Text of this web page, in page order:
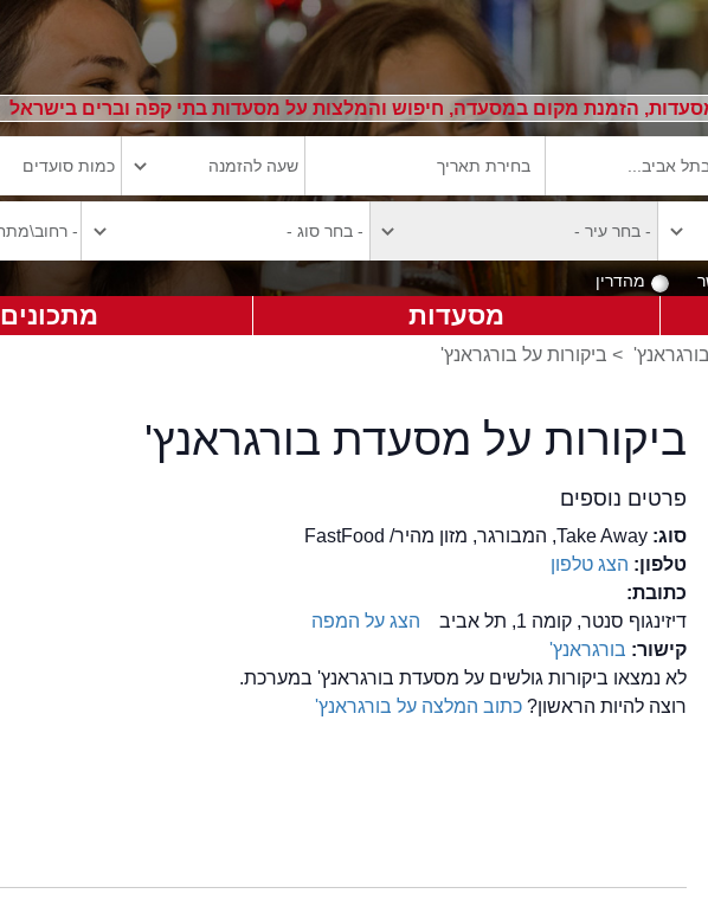
הזמנת מקום במסעדה, חיפוש והמלצות על מסעדות בתי קפה וברים בישראל
מהדרין
מסעדות מתכונים
בורגראנץ' > ביקורות על בורגראנץ'
ביקורות על מסעדת בורגראנץ'
פרטים נוספים
סוג:Take Away, המבורגר, מזון מהיר/ FastFood
טלפון: הצג טלפון
כתובת:
דיזינגוף סנטר, קומה 1, תל אביב
הצג על המפה
קישור: בורגראנץ'
לא נמצאו ביקורות גולשים על מסעדת בורגראנץ' במערכת.
רוצה להיות הראשון?כתוב המלצה על בורגראנץ'